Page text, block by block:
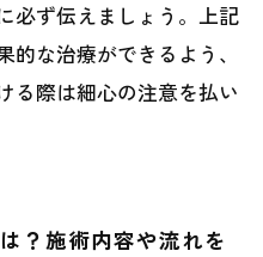
必ず伝えましょう。上記
な治療ができるよう、
る際は細心の注意を払い
？施術内容や流れを